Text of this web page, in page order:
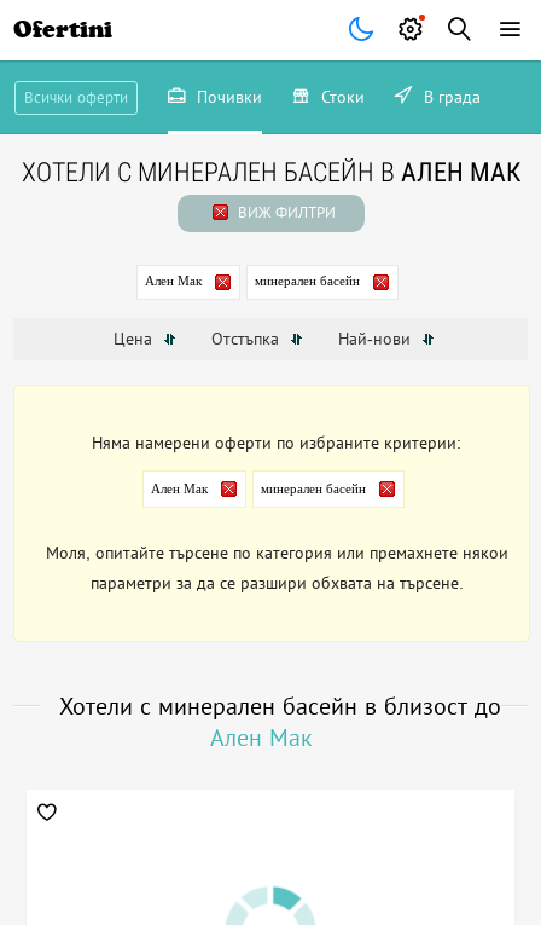
Ofertini
Всички оферти Почивки Стоки В града
ХОТЕЛИ С МИНЕРАЛЕН БАСЕЙН В АЛЕН МАК
ВИЖ ФИЛТРИ
Ален Мак минерален басейн
Цена Отстъпка Най-нови
Няма намерени оферти по избраните критерии:
Ален Мак минерален басейн
Моля, опитайте търсене по категория или премахнете някои
параметри за да се разшири обхвата на търсене.
Хотели с минерален басейн в близост до
Ален Мак